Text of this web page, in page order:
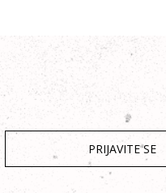
PRIJAVITE SE